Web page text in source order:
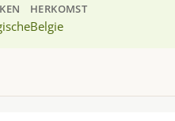
HERKOMST
Belgie